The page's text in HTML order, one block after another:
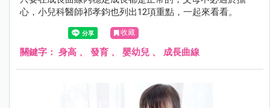
心，小兒科醫師祁孝鈞也列出12項重點，一起來看看。
收藏
關鍵字： 身高 、 發育 、 嬰幼兒 、 成長曲線